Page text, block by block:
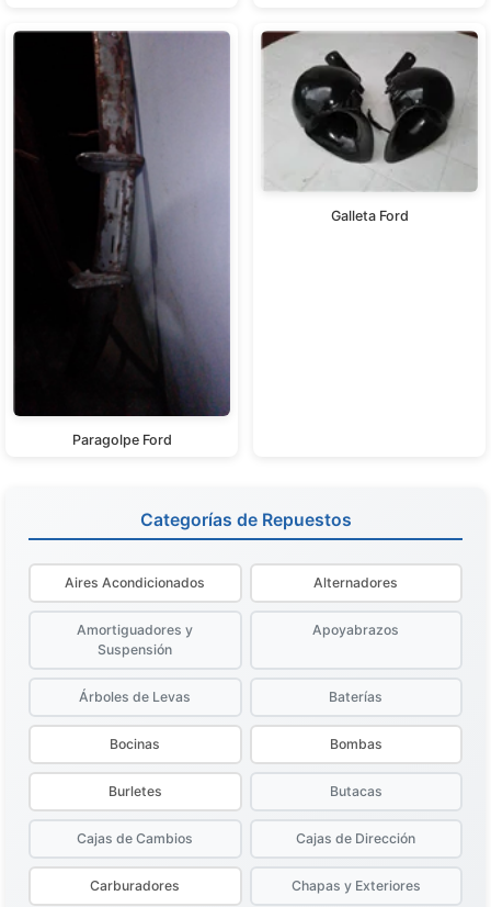
Paragolpe Ford
Galleta Ford
Categorías de Repuestos
Aires Acondicionados Alternadores
Amortiguadores y
Suspensión
Apoyabrazos
Árboles de Levas Baterías
Bocinas Bombas
Burletes Butacas
Cajas de Cambios Cajas de Dirección
Carburadores Chapas y Exteriores